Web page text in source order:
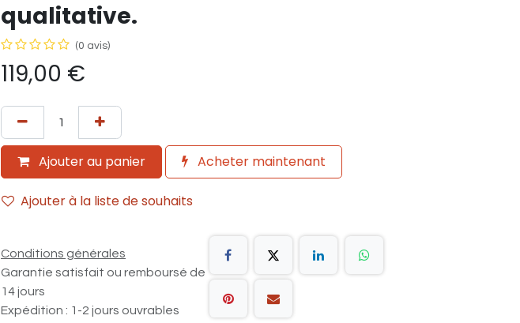
qualitative.
(0 avis)
119,00 €
Ajouter au panier Acheter maintenant
Ajouter à la liste de souhaits
Conditions générales
Garantie satisfait ou remboursé de
14 jours
Expédition : 1-2 jours ouvrables